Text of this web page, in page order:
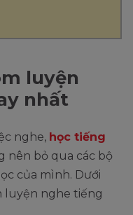
luyện
nhất
nghe, học tiếng
nên bỏ qua các bộ
của mình. Dưới
luyện nghe tiếng